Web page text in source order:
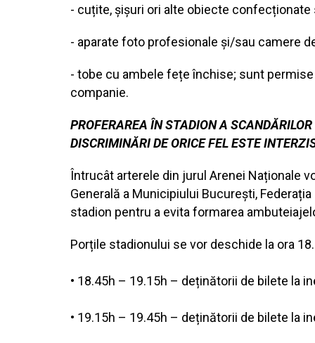
- cuțite, șișuri ori alte obiecte
- aparate foto profesionale și/sau camere
- tobe cu ambele fețe închise; sunt
companie.
PROFERAREA ÎN STADION A
DISCRIMINĂRI DE ORICE FEL ESTE
Întrucât arterele din jurul Arenei Naționale
Generală a Municipiului București,
stadion pentru a evita formarea
Porțile stadionului se vor deschide la ora
• 18.45h – 19.15h – deținătorii de bilete la
• 19.15h – 19.45h – deținătorii de bilete la